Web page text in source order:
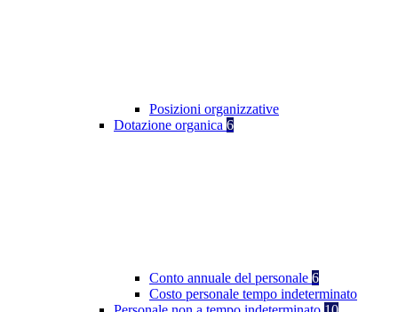
Posizioni organizzative
Dotazione organica 6
Conto annuale del personale 6
Costo personale tempo indeterminato